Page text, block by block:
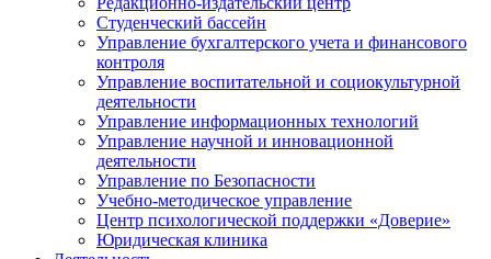
Студенческий бассейн
Управление бухгалтерского учета и финансового
контроля
Управление воспитательной и социокультурной
деятельности
Управление информационных технологий
Управление научной и инновационной
деятельности
Управление по Безопасности
Учебно-методическое управление
Центр психологической поддержки «Доверие»
Юридическая клиника